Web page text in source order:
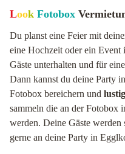
Look Fotobox
Du planst eine Feier mit
eine Hochzeit oder ein
Gäste unterhalten und für eine
Dann kannst du deine Party
Fotobox bereichern und
sammeln die an der Fotobox
werden. Deine Gäste werden
gerne an deine Party in